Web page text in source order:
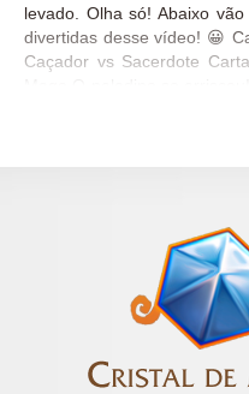
levado. Olha só! Abaixo
divertidas desse vídeo! 😀
Caçador vs Sacerdote